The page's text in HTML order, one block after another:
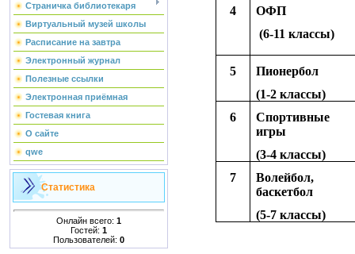
Страничка библиотекаря
Виртуальный музей школы
Расписание на завтра
Электронный журнал
Полезные ссылки
Электронная приёмная
Гостевая книга
О сайте
qwe
Статистика
Онлайн всего: 1
Гостей: 1
Пользователей: 0
4
ОФП
(6-11 классы)
5
Пионербол
(1-2 классы)
6
Спортивные
игры
(3-4 классы)
7
Волейбол,
баскетбол
(5-7 классы)